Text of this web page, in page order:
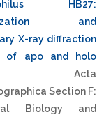
HB27:
and
X-ray diffraction
of apo and holo
Acta
Section F:
Biology and